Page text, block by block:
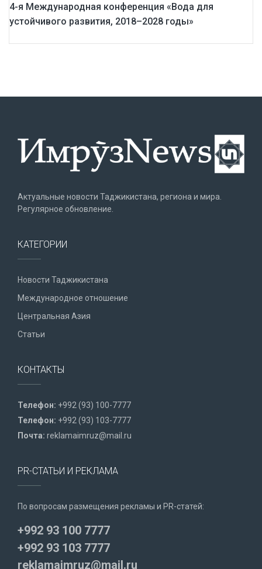
4-я Международная конференция «Вода для
устойчивого развития, 2018–2028 годы»
Актуальные новости Таджикистана, региона и мира.
Регулярное обновление.
КАТЕГОРИИ
Новости Таджикистана
Международное отношение
Центральная Азия
Статьи
КОНТАКТЫ
Телефон: +992 (93) 100-7777
Телефон: +992 (93) 103-7777
Почта: reklamaimruz@mail.ru
PR-СТАТЬИ И РЕКЛАМА
По вопросам размещения рекламы и PR-статей:
+992 93 100 7777
+992 93 103 7777
reklamaimruz@mail.ru